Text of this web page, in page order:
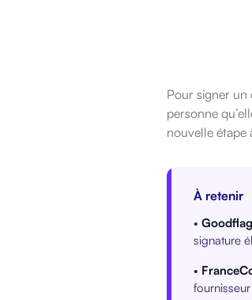
Pour signer un
personne
nouvelle étape
À retenir
• Goodflag
signature
•